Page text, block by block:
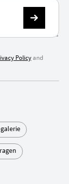
Policyand